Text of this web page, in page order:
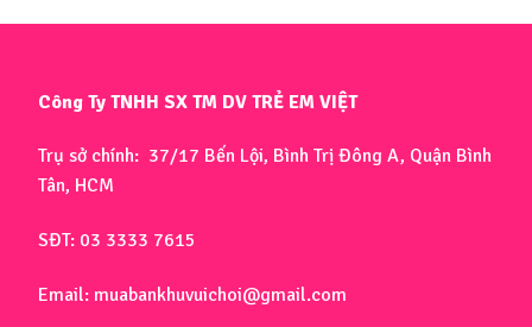
Công Ty TNHH SX TM DV TRẺ EM VIỆT
Trụ sở chính: 37/17 Bến Lội, Bình Trị Đông A, Quận Bình
Tân, HCM
SĐT: 03 3333 7615
Email: muabankhuvuichoi@gmail.com